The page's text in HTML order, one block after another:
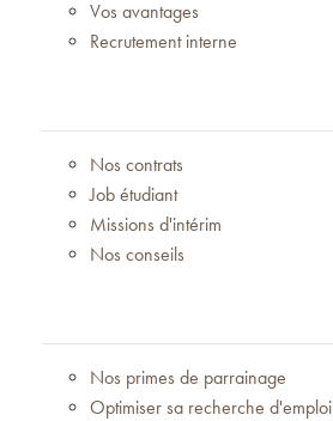
Vos avantages
Recrutement interne
Nos contrats
Job étudiant
Missions d'intérim
Nos conseils
Nos primes de parrainage
Optimiser sa recherche d'emploi